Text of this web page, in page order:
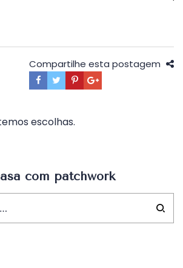
Compartilhe esta postagem
escolhas.
com patchwork